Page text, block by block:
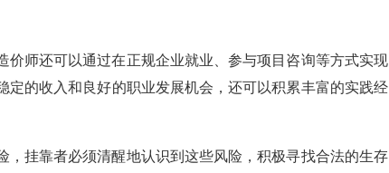
师还可以通过在正规企业就业、参与项目咨询等方式实现
定的收入和良好的职业发展机会，还可以积累丰富的实践经
挂靠者必须清醒地认识到这些风险，积极寻找合法的生存